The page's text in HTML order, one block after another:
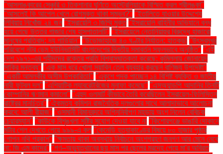
"আসলাঙ্কারের সেঞ্চুরি ও তিকশানার ঘূর্ণিতে অস্ট্রেলিয়াকে বিস্মিত করল শ্রীলঙ্কা"
"আসলেই কি আপেল খেলে রোগমুক্ত থাকা সম্ভব?" "ইতালিতে যাওয়ার উদ্দেশ্যে
লিবিয়ায় নিখোঁজ ২৪ জন "ইসরায়েলি ৩ জিম্মি মুক্ত "ইসরায়েলি বাহিনীর অভিযানে বন্ধ
হয়ে গেছে উত্তর গাজার শেষ হাসপাতালটি" "ইসরায়েলে নেতানিয়াহুর বিরুদ্ধে হাজারো
মানুষের প্রতিবাদ: দ্য গার্ডিয়ান" "উড়োজাহাজে ৪০ ঘণ্টার নির্যাতন: হাতকড়া "উৎসবমুখর
পরিবেশে নটর ডেম ইউনিভার্সিটি বাংলাদেশের দ্বিতীয় সমাবর্তন সফলভাবে অনুষ্ঠিত" "এই
দেশ ১৯৭১-এর শহীদদের রক্তের প্রতি বিশ্বাসঘাতকতা করেছে: কুমিল্লায় জোনায়েদ
সাকির মন্তব্য" "এক মাস ধরে খোলা সয়াবিন তেল ব্যবহার করছেন বাণিজ্য উপদেষ্টা"
"একটি আমলকীর অসীম উপকারিতা!" "একুশে পদক পাচ্ছেন ১৪ বিশিষ্ট ব্যক্তি ও জাতীয়
নারী ফুটবল দল" "এশিয়াটিক ল্যাবরেটরিজের মুনাফা কমেছে" "এসঅ্যান্ডপি আদানির তিনটি
কোম্পানির ঋণমান কমালো" "এহুদ ওলমার্ট কীভাবে তৈরি করেছিলেন ইসরায়েল-ফিলিস্তিন
রাষ্ট্রের মানচিত্র" "ঐকমত্য কমিশন রাজনৈতিক দলগুলোর সাথে আলাদাভাবে আলোচনা
করবে: আলী রীয়াজ" "ওসমানী বিমানবন্দরে অগ্নিনির্বাপণ মহড়ায় অংশ নিলেন বেবিচক
চেয়ারম্যান" "কাউকে বিশৃঙ্খলা সৃষ্টির সুযোগ দেওয়া যাবে না "কিশোরগঞ্জে ভাঙারি দোকানে
মর্টার শেল দেখতে পেয়ে ৯৯৯-এ কল "কেনেডি হত্যাকাণ্ডের বিষয়ে ৮০ হাজার পৃষ্ঠার
গোপন নথি প্রকাশ" "ক্ষমতায় থাকা অবস্থায় নির্বাচনে অংশগ্রহণ জনগণ আর মেনে নেবে
না: জি এম কাদের" "গণ–অভ্যুত্থানের ছয় মাস পর ছেলের মরদেহ পেয়ে মা'র অবিরত